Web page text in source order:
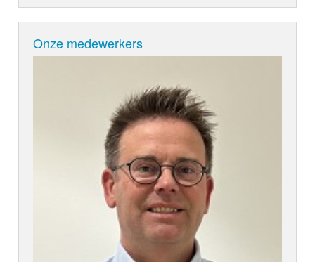
Onze medewerkers